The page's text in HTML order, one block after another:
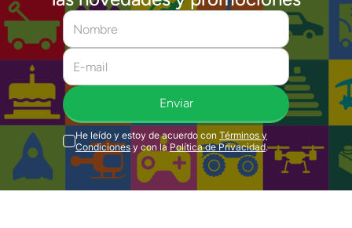
Enviar
He leído y estoy de acuerdo con Términos y
Condiciones y con la Política de Privacidad.